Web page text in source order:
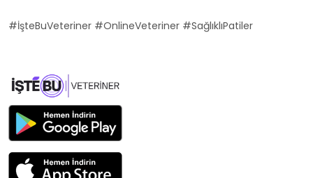
#İşteBuVeteriner #OnlineVeteriner #SağlıklıPatiler